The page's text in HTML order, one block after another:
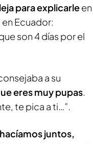
para explicarleen
Ecuador:
son 4 días por el
a su
eres muy pupas.
te pica a ti…”.
juntos,